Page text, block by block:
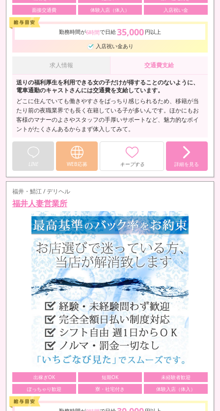
面接交通費
体験入店（体入） 入店祝い金
勤務時間が6時間で日給35,000 円以上
入店祝い金あり
求人情報 交通費支給
送りの福利厚生を利用できる女の子だけが得することのないように、
電車通勤のキャストさんには交通費を支給しています。
どこに住んでいても働きやすさをばっちり感じられるため、移籍が当
たり前の夜職業界でも長く在籍している子が多いんです。ほかにもお
客様のマナーのよさやスタッフの手厚いサポートなど、魅力的なポイ
ントがたくさんあるからまず体入してみて。
LINE WEB応募 キープする 詳細を見る
福井・鯖江 / デリヘル
福井人妻営業所
出稼ぎOK 短期OK
未経験者歓迎
ぽっちゃり歓迎
寮・社宅付き 体験入店（体入）